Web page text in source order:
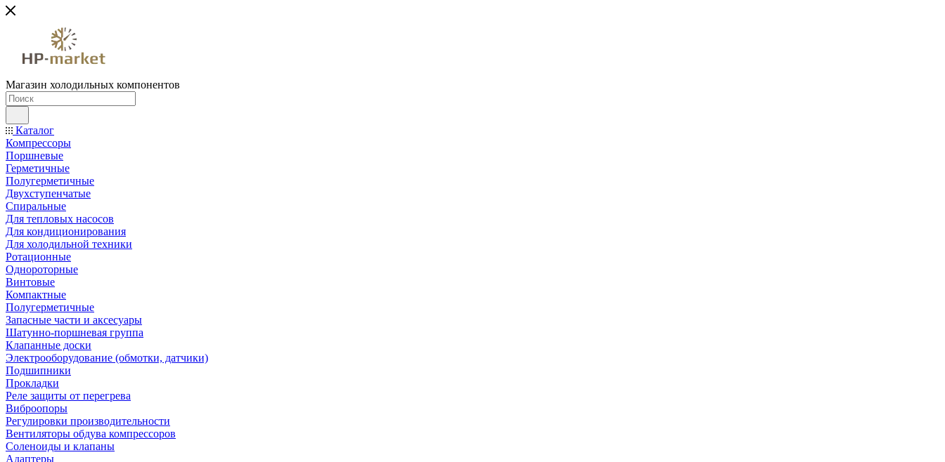
Магазин холодильных компонентов
Каталог
Компрессоры
Поршневые
Герметичные
Полугерметичные
Двухступенчатые
Спиральные
Для тепловых насосов
Для кондиционирования
Для холодильной техники
Ротационные
Однороторные
Винтовые
Компактные
Полугерметичные
Запасные части и аксесуары
Шатунно-поршневая группа
Клапанные доски
Электрооборудование (обмотки, датчики)
Подшипники
Прокладки
Реле защиты от перегрева
Виброопоры
Регулировки производительности
Вентиляторы обдува компрессоров
Соленоиды и клапаны
Адаптеры